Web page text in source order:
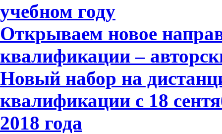
учебном году
Открываем новое
квалификации –
Новый набор на
квалификации с 18
2018 года